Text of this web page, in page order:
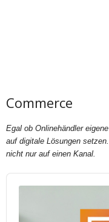
Commerce
Egal ob Onlinehändler
auf digitale Lösungen
nicht nur auf einen Kanal.
Audio
Player